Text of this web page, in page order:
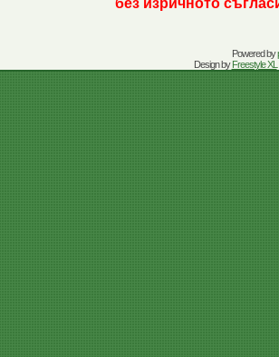
без изричното
Powered by
Design byFreestyle XL